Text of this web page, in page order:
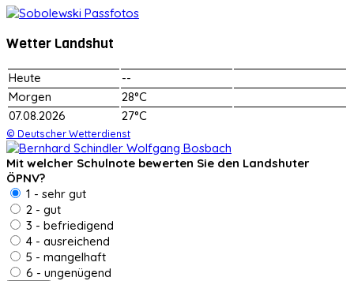
Wetter Landshut
Heute
--
Morgen
28°C
07.08.2026
27°C
© Deutscher Wetterdienst
Mit welcher Schulnote bewerten Sie den Landshuter
ÖPNV?
1 - sehr gut
2 - gut
3 - befriedigend
4 - ausreichend
5 - mangelhaft
6 - ungenügend